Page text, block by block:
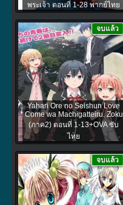
พระเจ้า ตอนที่ 1-28 พากย์ไทย
Yahari Ore no Seishun Love
Come wa Machigatteiru. Zoku
(ภาค2) ตอนที่ 1-13+OVA ซับ
ไทย
จบแล้ว
จบแล้ว